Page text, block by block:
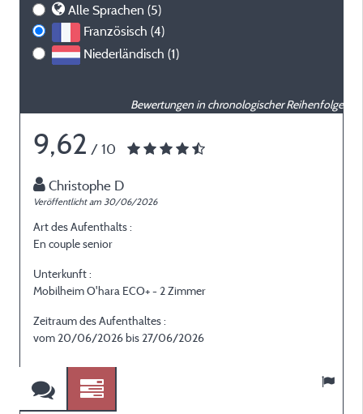
Alle Sprachen (5)
Französisch (4)
Niederländisch (1)
Bewertungen in chronologischer Reihenfolge
9,62 / 10
Christophe D
Veröffentlicht am 30/06/2026
Art des Aufenthalts :
En couple senior
Unterkunft :
Mobilheim O'hara ECO+ - 2 Zimmer
Zeitraum des Aufenthaltes :
vom 20/06/2026 bis 27/06/2026